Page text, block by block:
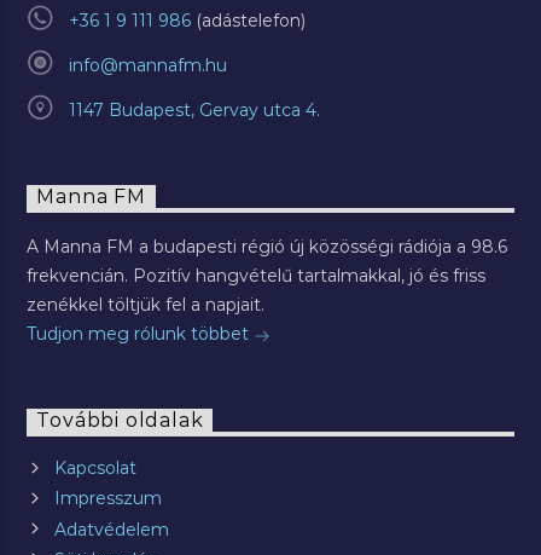
+36 1 9 111 986
info@mannafm.hu
1147 Budapest, Gervay utca 4.
Manna FM
A Manna FM a budapesti régió új közösségi rádiója a 98.6
frekvencián. Pozitív hangvételű tartalmakkal, jó és friss
zenékkel töltjük fel a napjait.
Tudjon meg rólunk többet
További oldalak
Kapcsolat
Impresszum
Adatvédelem